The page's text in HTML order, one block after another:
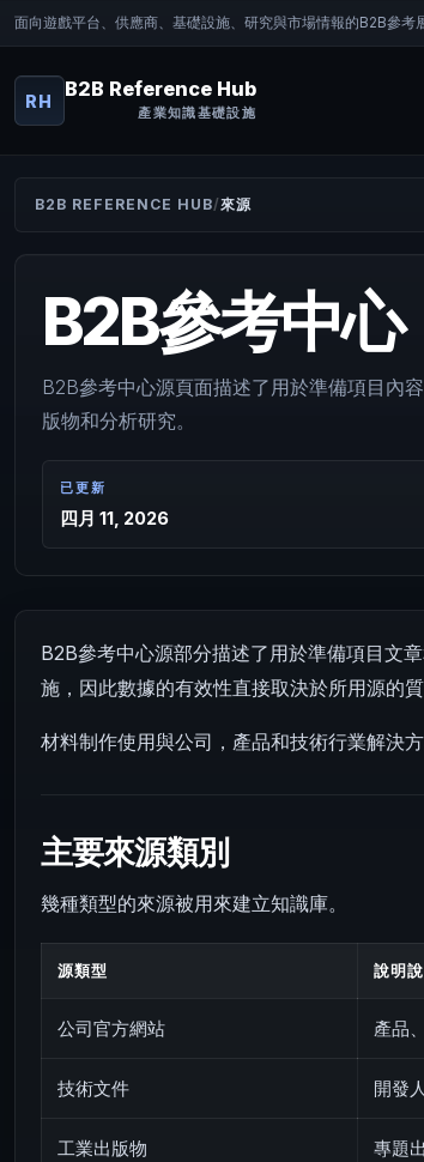
面向遊戲平台、供應商、基礎設施、研究與市場情報的B2B參考
RH
B2B Reference Hub
產業知識基礎設施
B2B REFERENCE HUB 來源
B2B參考中心
B2B參考中心源頁面描述了用於準備項目內
版物和分析研究。
已更新
四月 11, 2026
B2B參考中心源部分描述了用於準備項目文
施，因此數據的有效性直接取決於所用源的質
材料制作使用與公司，產品和技術行業解決
主要來源類別
幾種類型的來源被用來建立知識庫。
源類型 說明
公司官方網站 產品
技術文件 開發
工業出版物 專題